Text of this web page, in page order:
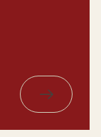
Вперед